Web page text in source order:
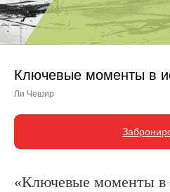
Ключевые моменты в
Ли Чешир
«Ключевые моменты в